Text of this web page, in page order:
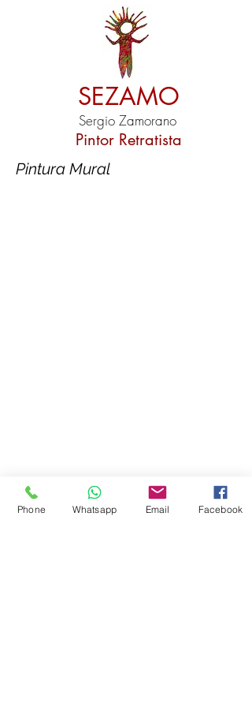
SEZAMO
Pintor Retratista
Sergio Zamorano
Pintura Mural
Phone Whatsapp Email Facebook